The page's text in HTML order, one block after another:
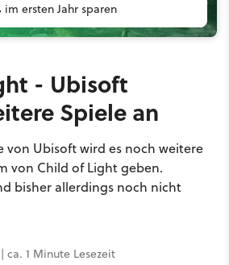
im ersten Jahr sparen
- Ubisoft
Spiele an
von Ubisoft wird es noch weitere
von Child of Light geben.
bisher allerdings noch nicht
| ca. 1 Minute Lesezeit